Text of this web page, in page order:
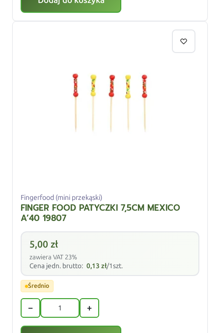
Fingerfood (mini przekąski)
FINGER FOOD PATYCZKI 7,5CM MEXICO
A’40 19807
5,00zł
zawiera VAT 23%
Cena jedn. brutto: 0,13zł/1szt.
Średnio
− +